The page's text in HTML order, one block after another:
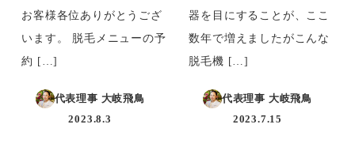
お客様各位ありがとうござ
います。 脱毛メニューの予
約 […]
代表理事 大岐飛鳥
2023.8.3
器を目にすることが、ここ
数年で増えましたがこんな
脱毛機 […]
代表理事 大岐飛鳥
2023.7.15